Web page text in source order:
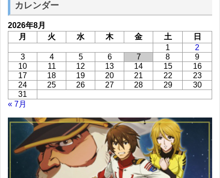
カレンダー
2026年8月
月
火 水 木 金 土
日
1
2
3
4 5 6 7 8
9
10
11 12 13 14 15
16
17
18 19 20 21 22
23
24
25 26 27 28 29
30
31
« 7月